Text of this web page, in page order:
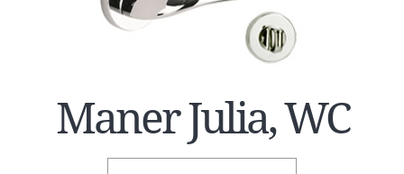
Maner Julia, WC